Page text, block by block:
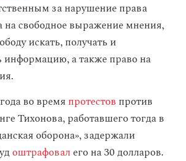
за нарушение права
на свободное выражение мнения,
искать, получать и
информацию, а также право на
во время протестов против
Тихонова, работавшего тогда в
оборона», задержали
оштрафовалего на 30 долларов.